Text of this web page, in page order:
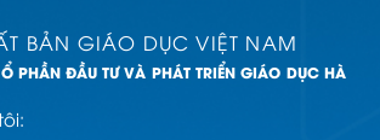
BẢN GIÁO DỤC VIỆT NAM
PHẦN ĐẦU TƯ VÀ PHÁT TRIỂN GIÁO DỤC HÀ